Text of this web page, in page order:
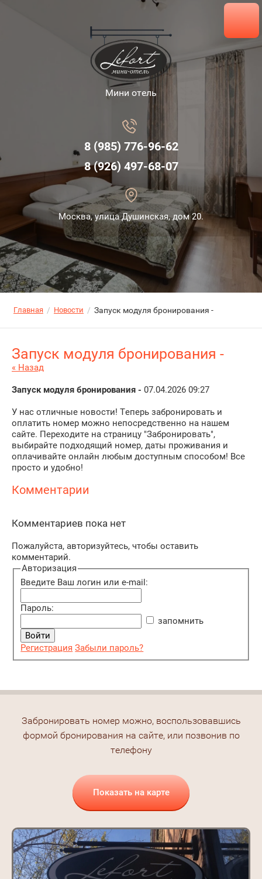
Мини отель
8 (985) 776-96-62
8 (926) 497-68-07
Москва, улица Душинская, дом 20.
Главная / Новости / Запуск модуля бронирования -
Запуск модуля бронирования -
« Назад
Запуск модуля бронирования - 07.04.2026 09:27
У нас отличные новости! Теперь забронировать и
оплатить номер можно непосредственно на нашем
сайте. Переходите на страницу "Забронировать",
выбирайте подходящий номер, даты проживания и
оплачивайте онлайн любым доступным способом! Все
просто и удобно!
Комментарии
Комментариев пока нет
Пожалуйста, авторизуйтесь, чтобы оставить
комментарий.
Авторизация
Введите Ваш логин или e-mail:
Пароль:
запомнить
Регистрация Забыли пароль?
Забронировать номер можно, воспользовавшись
формой бронирования на сайте, или позвонив по
телефону
Показать на карте